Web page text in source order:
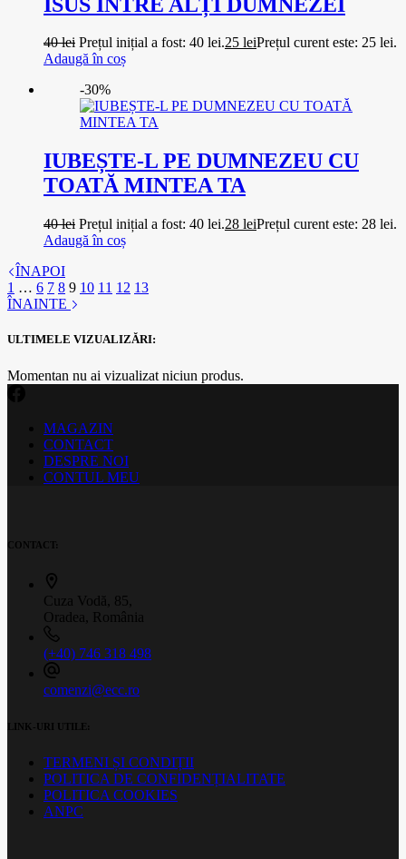
40lei Prețul inițial a fost: 40 lei.25 leiPrețul curent este: 25 lei.
Adaugă în coș
-30%
IUBEȘTE-L PE DUMNEZEU CU
TOATĂ MINTEA TA
40lei Prețul inițial a fost: 40 lei.28 leiPrețul curent este: 28 lei.
Adaugă în coș
ÎNAPOI
1 … 6 7 8 9 10 11 12 13
ÎNAINTE
ULTIMELE VIZUALIZĂRI:
Momentan nu ai vizualizat niciun produs.
MAGAZIN
CONTACT
DESPRE NOI
CONTUL MEU
CONTACT:
Cuza Vodă, 85,
Oradea, România
(+40) 746 318 498
comenzi@ecc.ro
LINK-URI UTILE:
TERMENI ȘI CONDIȚII
POLITICA DE CONFIDENȚIALITATE
POLITICA COOKIES
ANPC